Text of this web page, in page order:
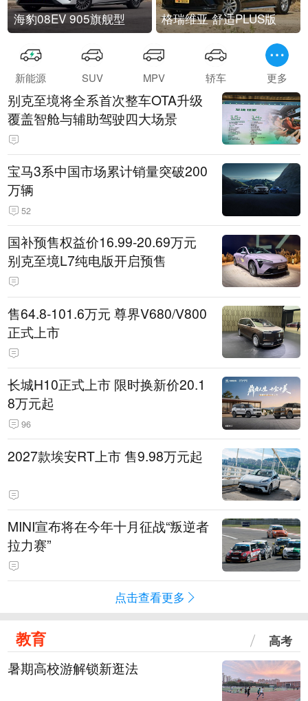
海豹08EV 905旗舰型 格瑞维亚 舒适PLUS版
新能源 SUV MPV 轿车 更多
别克至境将全系首次整车OTA升级
覆盖智舱与辅助驾驶四大场景
宝马3系中国市场累计销量突破200
万辆
52
国补预售权益价16.99-20.69万元
别克至境L7纯电版开启预售
售64.8-101.6万元 尊界V680/V800
正式上市
长城H10正式上市 限时换新价20.1
8万元起
96
2027款埃安RT上市 售9.98万元起
MINI宣布将在今年十月征战“叛逆者
拉力赛”
点击查看更多
教育 高考
暑期高校游解锁新逛法